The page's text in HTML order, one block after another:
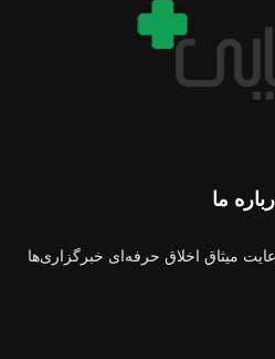
ما
میثاق اخلاق حرفه‌ای خبرگزاری‌ها